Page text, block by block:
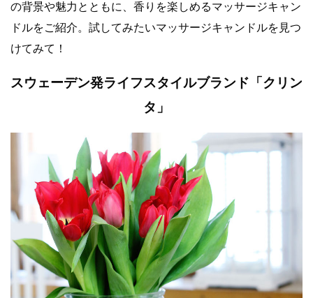
の背景や魅力とともに、香りを楽しめるマッサージキャン
ドルをご紹介。試してみたいマッサージキャンドルを見つ
けてみて！
スウェーデン発ライフスタイルブランド「クリン
タ」